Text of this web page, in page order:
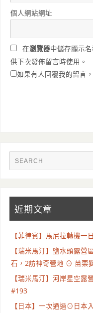
個人網站網址
在瀏覽器中儲存顯示
供下次發佈留言時使用。
如果有人回覆我的留言
近期文章
【菲律賓】馬尼拉轉機
【瑞米馬汀】鹽水頭露
石，2訪神奇營地 ⊙ 苗栗
【瑞米馬汀】河岸星空
#193
【日本】一次通過⊙日本